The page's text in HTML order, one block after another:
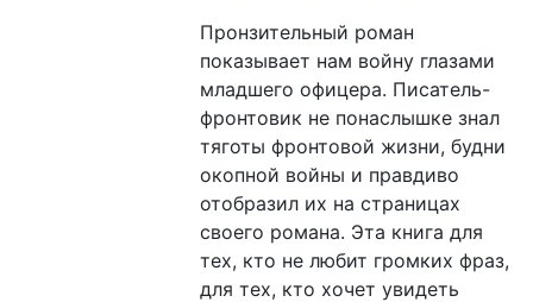
Пронзительный роман
показывает нам войну глазами
младшего офицера. Писатель-
фронтовик не понаслышке знал
тяготы фронтовой жизни, будни
окопной войны и правдиво
отобразил их на страницах
своего романа. Эта книга для
тех, кто не любит громких фраз,
для тех, кто хочет увидеть